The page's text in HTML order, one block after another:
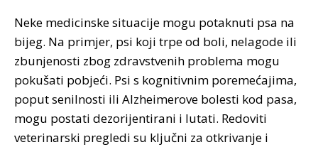
Neke medicinske situacije mogu potaknuti psa na
bijeg. Na primjer, psi koji trpe od boli, nelagode ili
zbunjenosti zbog zdravstvenih problema mogu
pokušati pobjeći. Psi s kognitivnim poremećajima,
poput senilnosti ili Alzheimerove bolesti kod pasa,
mogu postati dezorijentirani i lutati. Redoviti
veterinarski pregledi su ključni za otkrivanje i